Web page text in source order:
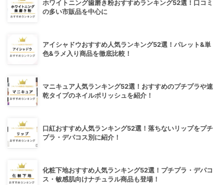
ホワイトニング歯磨き粉おすすめランキング52選！口コミ
の多い市販品を中心に
アイシャドウおすすめ人気ランキング52選！パレット&単
色&ラメ入り商品を徹底比較！
マニキュア人気ランキング52選！おすすめのプチプラや速
乾タイプのネイルポリッシュを紹介！
口紅おすすめ人気ランキング52選！落ちないリップをプチ
プラ・デパコス別に紹介！
化粧下地おすすめ人気ランキング52選！プチプラ・デパコ
ス・敏感肌向けナチュラル商品も登場！